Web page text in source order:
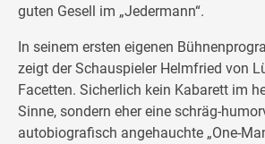
guten Gesell im „Jedermann“.
In seinem ersten eigenen
zeigt der Schauspieler Helmfried von
Facetten. Sicherlich kein Kabarett im
Sinne, sondern eher eine schräg-
autobiografisch angehauchte „One-